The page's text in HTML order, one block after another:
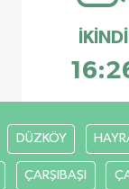
İKINDI
DÜZKÖY
ÇARŞIBAŞI